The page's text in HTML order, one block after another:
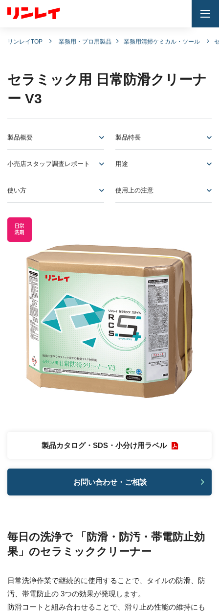
リンレイTOP 業務用・プロ用製品 業務用清掃ケミカル・ツール
セラミック用 日常防滑クリーナ
ー V3
製品概要 製品特長
小売店スタッフ調査レポート 用途
使い方 使用上の注意
製品カタログ・SDS・小分け用ラベル
お問い合わせ・ご相談
毎日の洗浄で 「防滑・防汚・帯電防止効
果」のセラミッククリーナー
日常洗浄作業で継続的に使用することで、タイルの防滑、防
汚、帯電防止の 3つの効果が発現します。
防滑コートと組み合わせることで、滑り止め性能の維持にも